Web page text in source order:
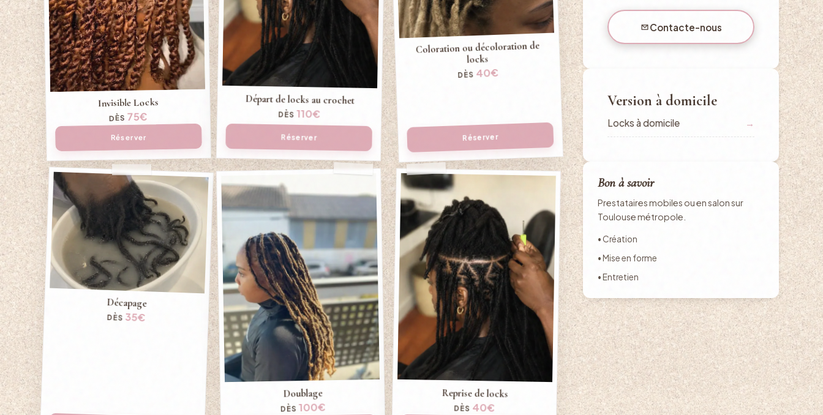
Invisible Locks
DÈS 75€
Réserver
Départ de locks au crochet
DÈS 110€
Réserver
Coloration ou décoloration de
locks
DÈS 40€
Réserver
Décapage
DÈS 35€
Doublage
DÈS 100€
Reprise de locks
DÈS 40€
Contacte-nous
Version à domicile
Locks à domicile →
Bon à savoir
Prestataires mobiles ou en salon sur
Toulouse métropole.
• Création
• Mise en forme
• Entretien